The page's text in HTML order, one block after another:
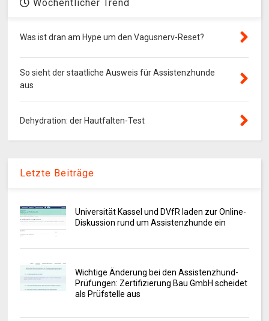
Wöchentlicher Trend
Was ist dran am Hype um den Vagusnerv-Reset?
So sieht der staatliche Ausweis für Assistenzhunde
aus
Dehydration: der Hautfalten-Test
Letzte Beiträge
Universität Kassel und DVfR laden zur Online-
Diskussion rund um Assistenzhunde ein
Wichtige Änderung bei den Assistenzhund-
Prüfungen: Zertifizierung Bau GmbH scheidet
als Prüfstelle aus